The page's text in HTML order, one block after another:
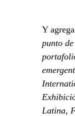
Y
punto
Latina,